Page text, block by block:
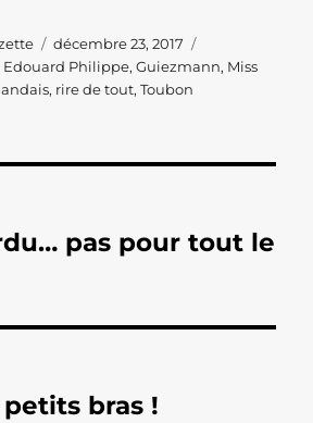
Publié
le
décembre 23, 2017
Étiquettes
Edouard Philippe,Guiezmann, Miss
, rire de tout,Toubon
pas pour tout le
bras !